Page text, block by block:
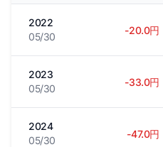
2022
05/30
-20.0円
2023
05/30
-33.0円
2024
05/30
-47.0円